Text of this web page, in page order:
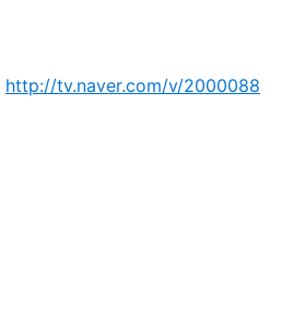
http://tv.naver.com/v/2000088